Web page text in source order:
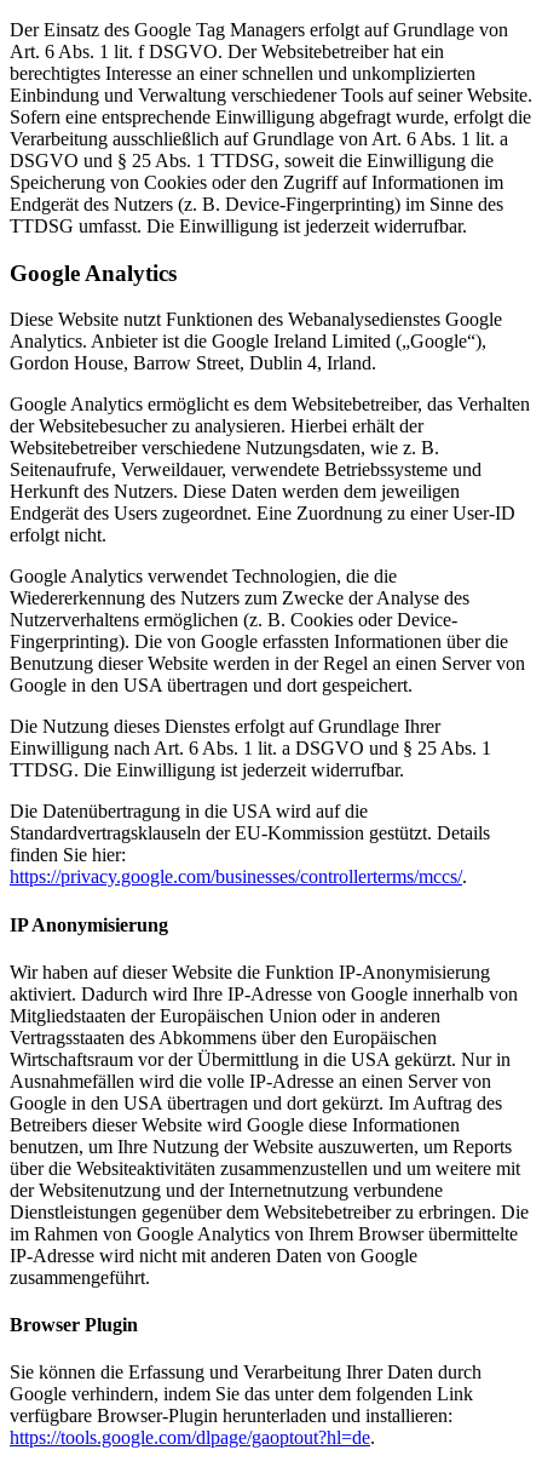
Der Einsatz des Google Tag Managers erfolgt auf Grundlage von
Art. 6 Abs. 1 lit. f DSGVO. Der Websitebetreiber hat ein
berechtigtes Interesse an einer schnellen und unkomplizierten
Einbindung und Verwaltung verschiedener Tools auf seiner Website.
Sofern eine entsprechende Einwilligung abgefragt wurde, erfolgt die
Verarbeitung ausschließlich auf Grundlage von Art. 6 Abs. 1 lit. a
DSGVO und § 25 Abs. 1 TTDSG, soweit die Einwilligung die
Speicherung von Cookies oder den Zugriff auf Informationen im
Endgerät des Nutzers (z. B. Device-Fingerprinting) im Sinne des
TTDSG umfasst. Die Einwilligung ist jederzeit widerrufbar.
Google Analytics
Diese Website nutzt Funktionen des Webanalysedienstes Google
Analytics. Anbieter ist die Google Ireland Limited („Google“),
Gordon House, Barrow Street, Dublin 4, Irland.
Google Analytics ermöglicht es dem Websitebetreiber, das Verhalten
der Websitebesucher zu analysieren. Hierbei erhält der
Websitebetreiber verschiedene Nutzungsdaten, wie z. B.
Seitenaufrufe, Verweildauer, verwendete Betriebssysteme und
Herkunft des Nutzers. Diese Daten werden dem jeweiligen
Endgerät des Users zugeordnet. Eine Zuordnung zu einer User-ID
erfolgt nicht.
Google Analytics verwendet Technologien, die die
Wiedererkennung des Nutzers zum Zwecke der Analyse des
Nutzerverhaltens ermöglichen (z. B. Cookies oder Device-
Fingerprinting). Die von Google erfassten Informationen über die
Benutzung dieser Website werden in der Regel an einen Server von
Google in den USA übertragen und dort gespeichert.
Die Nutzung dieses Dienstes erfolgt auf Grundlage Ihrer
Einwilligung nach Art. 6 Abs. 1 lit. a DSGVO und § 25 Abs. 1
TTDSG. Die Einwilligung ist jederzeit widerrufbar.
Die Datenübertragung in die USA wird auf die
Standardvertragsklauseln der EU-Kommission gestützt. Details
finden Sie hier:
https://privacy.google.com/businesses/controllerterms/mccs/.
IP Anonymisierung
Wir haben auf dieser Website die Funktion IP-Anonymisierung
aktiviert. Dadurch wird Ihre IP-Adresse von Google innerhalb von
Mitgliedstaaten der Europäischen Union oder in anderen
Vertragsstaaten des Abkommens über den Europäischen
Wirtschaftsraum vor der Übermittlung in die USA gekürzt. Nur in
Ausnahmefällen wird die volle IP-Adresse an einen Server von
Google in den USA übertragen und dort gekürzt. Im Auftrag des
Betreibers dieser Website wird Google diese Informationen
benutzen, um Ihre Nutzung der Website auszuwerten, um Reports
über die Websiteaktivitäten zusammenzustellen und um weitere mit
der Websitenutzung und der Internetnutzung verbundene
Dienstleistungen gegenüber dem Websitebetreiber zu erbringen. Die
im Rahmen von Google Analytics von Ihrem Browser übermittelte
IP-Adresse wird nicht mit anderen Daten von Google
zusammengeführt.
Browser Plugin
Sie können die Erfassung und Verarbeitung Ihrer Daten durch
Google verhindern, indem Sie das unter dem folgenden Link
verfügbare Browser-Plugin herunterladen und installieren:
https://tools.google.com/dlpage/gaoptout?hl=de.